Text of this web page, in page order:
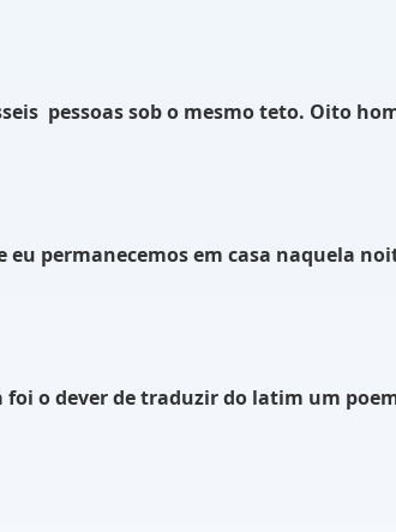
pessoas sob o mesmo teto. Oito
eu permanecemos em casa naquela
o dever de traduzir do latim um